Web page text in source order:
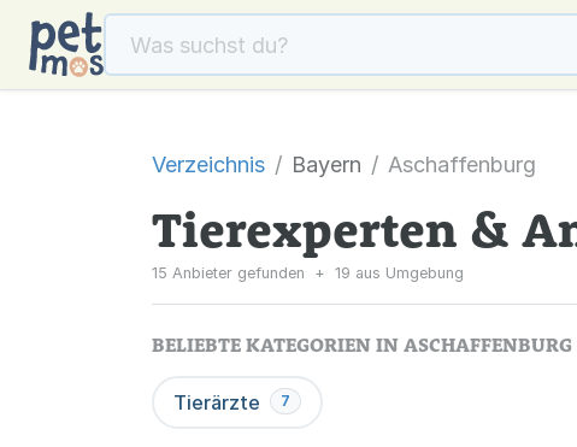
Verzeichnis Bayern Aschaffenburg
Tierexperten &
15 Anbieter gefunden + 19 aus Umgebung
BELIEBTE KATEGORIEN IN ASCHAFFENBURG
Tierärzte 7